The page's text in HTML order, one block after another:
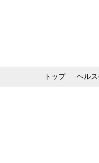
トップ ヘル